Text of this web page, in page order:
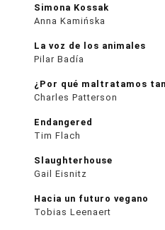
Simona Kossak
Anna Kamińska
La voz de los animales
Pilar Badía
¿Por qué maltratamos
Charles Patterson
Endangered
Tim Flach
Slaughterhouse
Gail Eisnitz
Hacia un futuro vegano
Tobias Leenaert